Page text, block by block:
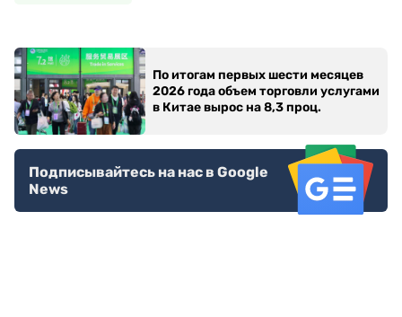
По итогам первых шести месяцев
2026 года объем торговли услугами
в Китае вырос на 8,3 проц.
Подписывайтесь на нас в Google
News